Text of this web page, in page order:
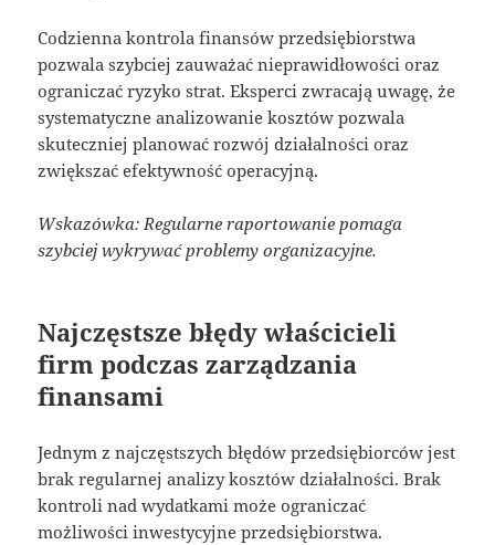
Codzienna kontrola finansów przedsiębiorstwa
pozwala szybciej zauważać nieprawidłowości oraz
ograniczać ryzyko strat. Eksperci zwracają uwagę, że
systematyczne analizowanie kosztów pozwala
skuteczniej planować rozwój działalności oraz
zwiększać efektywność operacyjną.
Wskazówka: Regularne raportowanie pomaga
szybciej wykrywać problemy organizacyjne.
Najczęstsze błędy właścicieli
firm podczas zarządzania
finansami
Jednym z najczęstszych błędów przedsiębiorców jest
brak regularnej analizy kosztów działalności. Brak
kontroli nad wydatkami może ograniczać
możliwości inwestycyjne przedsiębiorstwa.